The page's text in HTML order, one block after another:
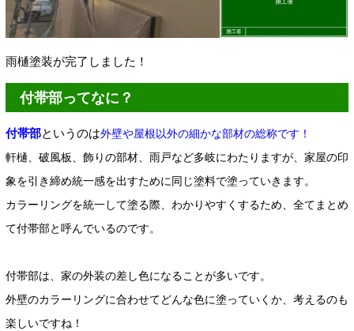
雨樋塗装が完了しました！
付帯部ってなに？
付帯部というのは外壁や屋根以外の細かな部材の総称です！
軒樋、破風板、飾りの部材、雨戸など多岐にわたりますが、家屋の印
象を引き締め統一感を出すために同じ塗料で塗っていきます。
カラーリングを統一して塗る際、わかりやすくするため、全てまとめ
て付帯部と呼んでいるのです。
付帯部は、家の外装の差し色になることが多いです。
外壁のカラーリングに合わせてどんな色に塗っていくか、考えるのも
楽しいですね！